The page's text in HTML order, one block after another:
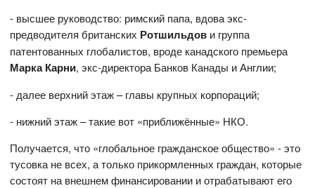
- высшее руководство: римский папа, вдова экс-
предводителя британских Ротшильдов и группа
патентованных глобалистов, вроде канадского премьера
Марка Карни, экс-директора Банков Канады и Англии;
- далее верхний этаж – главы крупных корпораций;
- нижний этаж – такие вот «приближённые» НКО.
Получается, что «глобальное гражданское общество» - это
тусовка не всех, а только прикормленных граждан, которые
состоят на внешнем финансировании и отрабатывают его